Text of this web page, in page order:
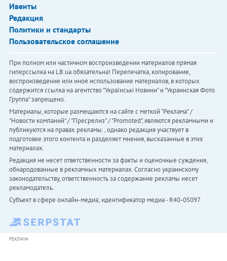
Ивенты
Редакция
Политики и стандарты
Пользовательское соглашение
При полном или частичном воспроизведении материалов прямая
гиперссылка на LB.ua обязательна! Перепечатка, копирование,
воспроизведение или иное использование материалов, в которых
содержится ссылка на агентство "Українськi Новини" и "Украинская Фото
Группа" запрещено.
Материалы, которые размещаются на сайте с меткой "Реклама" /
"Новости компаний" / "Пресрелиз" / "Promoted", являются рекламными и
публикуются на правах рекламы. , однако редакция участвует в
подготовке этого контента и разделяет мнения, высказанные в этих
материалах.
Редакция не несет ответственности за факты и оценочные суждения,
обнародованные в рекламных материалах. Согласно украинскому
законодательству, ответственность за содержание рекламы несет
рекламодатель.
Субъект в сфере онлайн-медиа; идентификатор медиа - R40-05097
РЕКЛАМА